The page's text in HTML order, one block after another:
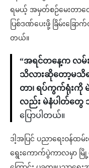
ရမယ့် အမှတ်စဉ်မေးတာတွ
ပြစ်ဒဏ်ပေးဖို့ ခြိမ်းခ
တယ်။
“အရင်တနေ့က လမ်း
သိလားဆိုတော့မသိရ
တာ၊ ရပ်ကွက်ရုံးကို
လည်း မဲနံပါတ်တွေ
ပြောပါတယ်။
ဒါ့အပြင် ပညာရေးဝန်ထ
ရွေးကောက်ပွဲကာလမှာ